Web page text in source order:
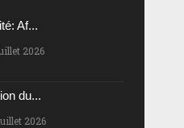
Af...
2026
du...
2026